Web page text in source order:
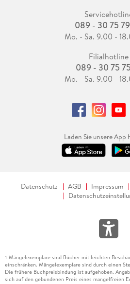
089 - 30 75
Mo. - Sa. 9.00 -
Filialhotline
089 - 30 75
Mo. - Sa. 9.00 -
Laden Sie unsere App
Datenschutz AGB Impressum
1 Mängelexemplare sind Bücher mit leichten
einschränken. Mängelexemplare sind durch einen
Die frühere Buchpreisbindung ist aufgehoben.
sich auf den gebundenen Preis eines mangelfreien